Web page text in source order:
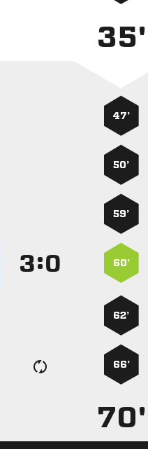
35'
47’
50’
59’
: 60’
62’
66’
70'